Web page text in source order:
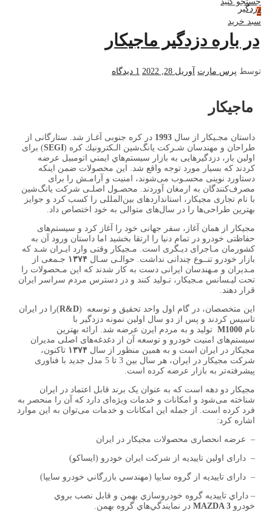
0
سبد خرید
دزدگیر
در باره دزدگیر ماجیکار
توسط پرس مارت آوریل 28, 2022 1 دیدگاه
ماجیکار
داستان مجـیکار از سال 1993 در کره جنوبی آغـاز شد. ستارگانی از
طراحان و مهندسان شـركت يانگ‌شين الـكترونيك كره (SEGI) برای
اولین بار، دزدگیرهایی به بازار سيستم‌هاي ايمني اتومبيل عرضه
کردند که بسیار مورد توجه واقع شد. این محصولات ضمن اینکه
دستاورد نوینی محسـوب می‌شوند، امنیت و آرامـش را برای
مصرف‌کنندگان به ارمغان آوردند. محصـول اصلـی شرکت یانگ‌شین
با نام تجاری مجیکار، استانداردهای بین‌المللی را کسب کرد و جوایز
بهترین طراحی‌ها را در سال‌های متوالی به خود اختصاص داد.
مجیکار از همان آغاز، سفر جهانی خود را آغاز کرد و سیستم‌های
حفاظتی خودرو در تمام دنیا را ارتقا بخشید اما داستان ورود آن به
کشورمان مـاجرای دیـگری است. مـجیکار وقتی وارد ایـران شـد که
بازار خودرو تنــوع چندانی نداشت. حوالـی سـال ۱۳۷۴ جـمعی از
مـدیران و مـهندسان ایرانی دست به کار شدند که این مـحصولات را
تحت لیـسانس مـجیکار، تـولید کنند و در دسترس مردم سراسر ایران
قرار دهند.
این متخصصان، در گام اول واحد تحقیق و توسعه (R&D)را در ایران
تاسیس کردند و پس از دو سال اولین نمونه دزدگیر با
نام M1000 تولید و به مردم ایرن عرضه شد. ارائه بهترین
سیستم‌های امنیت خودرو و توسعه آن از دغدغه‌های اصلی مدیران
مجیکار در ایران است و به همین منظور از سال ۱۳۷۴ تاکنون،
شرکت مجیکار در ایران، هر سال بین 3 تا 5 مدل جدید با فناوری
پیشرفته‌تر به بازار عرضه کرده است.
مجیکار دو دهه است که به عنوان یک برند قابل اعتماد در ایران
شناخته می‌شود و امکانات و خدمات ویژه‌ای دارد که آن را منحصر به
فرد کرده است. از جمله این امکانات و خدمات می‌توان به این موارد
اشاره کرد:
– عرضه انحصاری محصولات مجیکار در ایران
– دارای اولين تاييديه از شركت ايران خودرو (ايساكو)
– دارای تاييديه از گروه سايپا (مهندسي بازرگاني خودرو سايپا)
– داراي تاييديه گروه خودروسازي بهمن و قابل نصب بروي
خودرو MAZDA 3 در نمايندگي‌هاي گروه بهمن.